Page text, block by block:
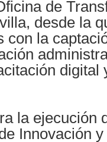
de
desde la
con la
digital
la ejecución
Innovación